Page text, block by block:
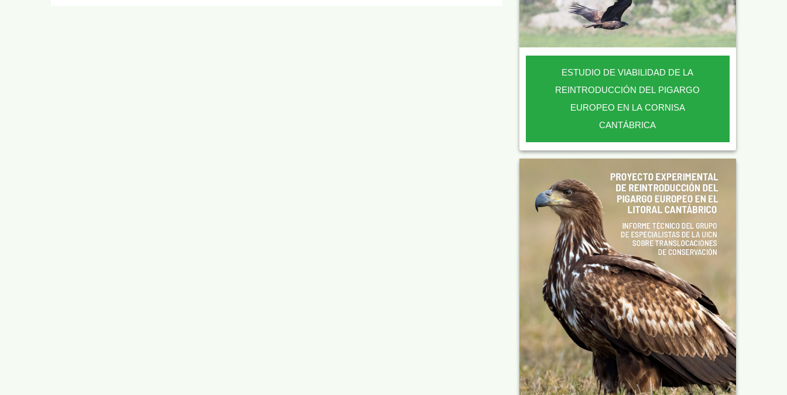
ESTUDIO DE VIABILIDAD DE LA
REINTRODUCCIÓN DEL PIGARGO
EUROPEO EN LA CORNISA
CANTÁBRICA